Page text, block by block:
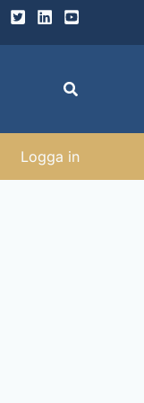
Sök
Logga in